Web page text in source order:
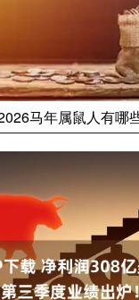
马年属鼠人有哪